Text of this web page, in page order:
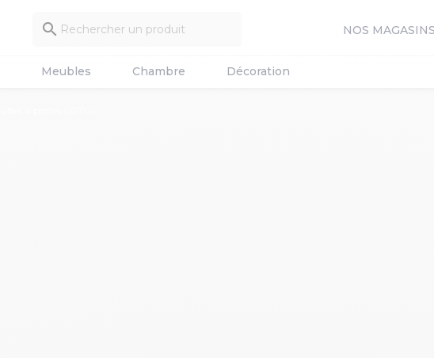
 NOS MAGASINS
Meubles Chambre Décoration